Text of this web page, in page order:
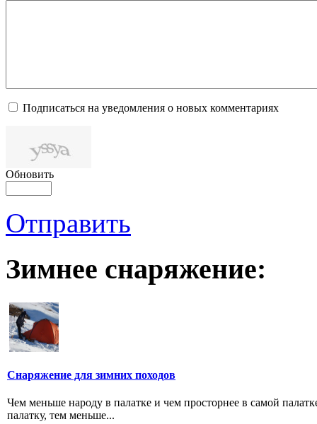
Подписаться на уведомления о новых комментариях
Обновить
Отправить
Зимнее снаряжение:
Снаряжение для зимних походов
Чем меньше народу в палатке и чем просторнее в самой
палатку, тем меньше...